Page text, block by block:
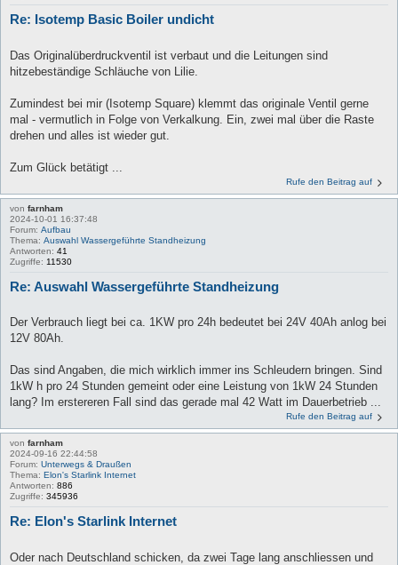
Re: Isotemp Basic Boiler undicht
Das Originalüberdruckventil ist verbaut und die Leitungen sind
hitzebeständige Schläuche von Lilie.
Zumindest bei mir (Isotemp Square) klemmt das originale Ventil gerne
mal - vermutlich in Folge von Verkalkung. Ein, zwei mal über die Raste
drehen und alles ist wieder gut.
Zum Glück betätigt ...
Rufe den Beitrag auf
von farnham
2024-10-01 16:37:48
Forum: Aufbau
Thema: Auswahl Wassergeführte Standheizung
Antworten: 41
Zugriffe: 11530
Re: Auswahl Wassergeführte Standheizung
Der Verbrauch liegt bei ca. 1KW pro 24h bedeutet bei 24V 40Ah anlog bei
12V 80Ah.
Das sind Angaben, die mich wirklich immer ins Schleudern bringen. Sind
1kW h pro 24 Stunden gemeint oder eine Leistung von 1kW 24 Stunden
lang? Im erstereren Fall sind das gerade mal 42 Watt im Dauerbetrieb ...
Rufe den Beitrag auf
von farnham
2024-09-16 22:44:58
Forum: Unterwegs & Draußen
Thema: Elon's Starlink Internet
Antworten: 886
Zugriffe: 345936
Re: Elon's Starlink Internet
Oder nach Deutschland schicken, da zwei Tage lang anschliessen und